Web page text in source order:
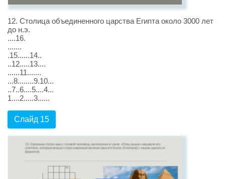
12. Столица объединенного царства Египта около 3000 лет
до н.э.
....16.
.......
.15......14..
..12.....13....
......11.......
...8........9.10...
..7..6....5....4...
1....2.....3......
Слайд 15